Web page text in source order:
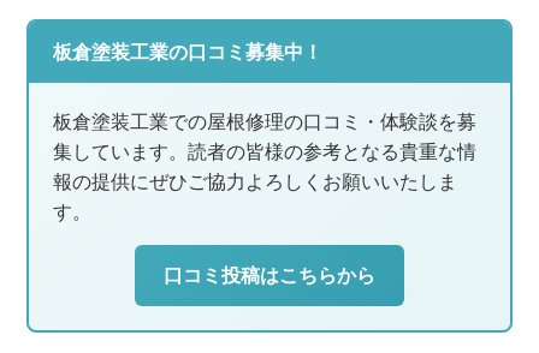
板倉塗装工業の口コミ募集中！
板倉塗装工業での屋根修理の口コミ・体験談を募
集しています。読者の皆様の参考となる貴重な情
報の提供にぜひご協力よろしくお願いいたしま
す。
口コミ投稿はこちらから